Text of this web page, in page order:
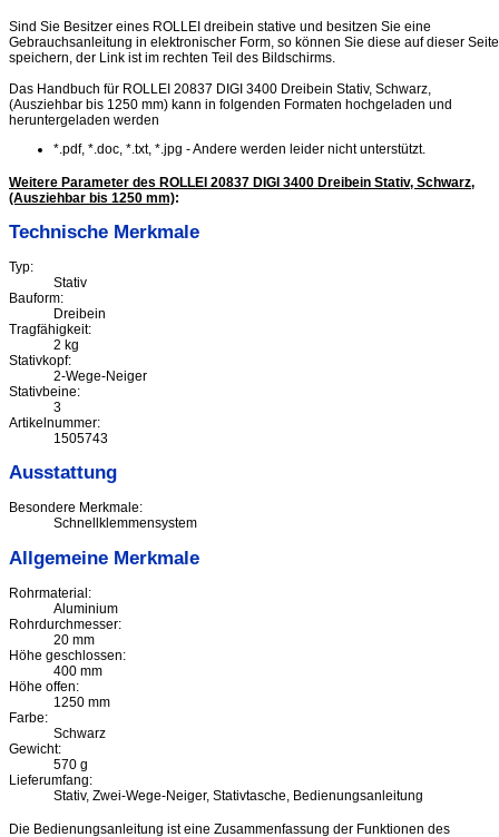
Sind Sie Besitzer eines ROLLEI dreibein stative und besitzen Sie eine
Gebrauchsanleitung in elektronischer Form, so können Sie diese auf dieser Seite
speichern, der Link ist im rechten Teil des Bildschirms.
Das Handbuch für ROLLEI 20837 DIGI 3400 Dreibein Stativ, Schwarz,
(Ausziehbar bis 1250 mm) kann in folgenden Formaten hochgeladen und
heruntergeladen werden
*.pdf, *.doc, *.txt, *.jpg - Andere werden leider nicht unterstützt.
Weitere Parameter des ROLLEI 20837 DIGI 3400 Dreibein Stativ, Schwarz,
(Ausziehbar bis 1250 mm):
Technische Merkmale
Typ:
Stativ
Bauform:
Dreibein
Tragfähigkeit:
2 kg
Stativkopf:
2-Wege-Neiger
Stativbeine:
3
Artikelnummer:
1505743
Ausstattung
Besondere Merkmale:
Schnellklemmensystem
Allgemeine Merkmale
Rohrmaterial:
Aluminium
Rohrdurchmesser:
20 mm
Höhe geschlossen:
400 mm
Höhe offen:
1250 mm
Farbe:
Schwarz
Gewicht:
570 g
Lieferumfang:
Stativ, Zwei-Wege-Neiger, Stativtasche, Bedienungsanleitung
Die Bedienungsanleitung ist eine Zusammenfassung der Funktionen des